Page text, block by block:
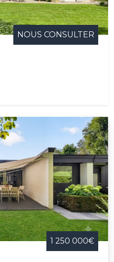
NOUS CONSULTER
1 250 000€